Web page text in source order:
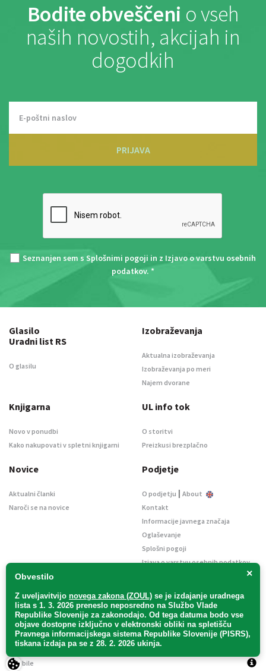
Bodite obveščeni o vseh
naših novostih, akcijah in
dogodkih
PRIJAVA
Seznanjen sem s Splošnimi pogoji in z Izjavo o varstvu osebnih
podatkov. *
×
Obvestilo
Z uveljavitvijo novega zakona (ZOUL) se je izdajanje uradnega
lista s 1. 3. 2026 preneslo neposredno na Službo Vlade
Republike Slovenije za zakonodajo. Od tega datuma bodo vse
objave dostopne izključno v elektronski obliki na spletišču
Pravnega informacijskega sistema Republike Slovenije (PISRS),
tiskana izdaja pa se z 28. 2. 2026 ukinja.
Glasilo
Uradni list RS
O glasilu
Izobraževanja
Aktualna izobraževanja
Izobraževanja po meri
Najem dvorane
Knjigarna
Novo v ponudbi
Kako nakupovati v spletni knjigarni
UL info tok
O storitvi
Preizkusi brezplačno
Novice
Aktualni članki
Naroči se na novice
Podjetje
O podjetju | About
Kontakt
Informacije javnega značaja
Oglaševanje
Splošni pogoji
Izjava o varstvu osebnih podatkov
Uradni list d. o. o. – v likvidaciji / Vse pravice pridržane.
2Mobile